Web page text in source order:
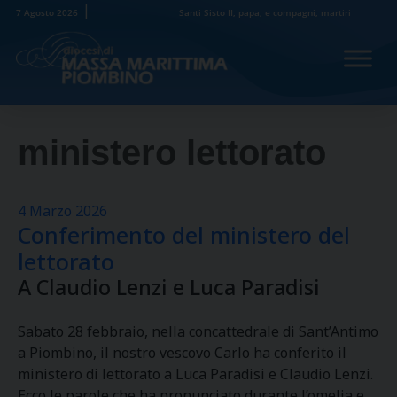
Skip
content
7 Agosto 2026 Santi Sisto II, papa, e compagni, martiri
ministero lettorato
4 Marzo 2026
Conferimento del ministero del
lettorato
A Claudio Lenzi e Luca Paradisi
Sabato 28 febbraio, nella concattedrale di Sant’Antimo
a Piombino, il nostro vescovo Carlo ha conferito il
ministero di lettorato a Luca Paradisi e Claudio Lenzi.